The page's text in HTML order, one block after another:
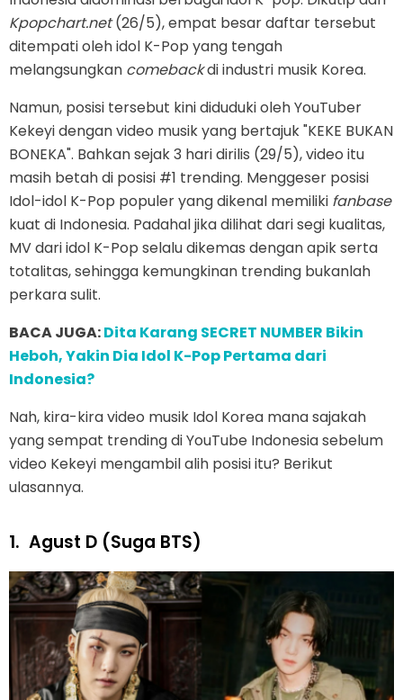
Kpopchart.net(26/5), empat besar daftar tersebut
ditempati oleh idol K-Pop yang tengah
melangsungkan comebackdi industri musik Korea.
Namun, posisi tersebut kini diduduki oleh YouTuber
Kekeyi dengan video musik yang bertajuk "KEKE BUKAN
BONEKA". Bahkan sejak 3 hari dirilis (29/5), video itu
masih betah di posisi #1 trending. Menggeser posisi
Idol-idol K-Pop populer yang dikenal memiliki fanbase
kuat di Indonesia. Padahal jika dilihat dari segi kualitas,
MV dari idol K-Pop selalu dikemas dengan apik serta
totalitas, sehingga kemungkinan trending bukanlah
perkara sulit.
BACA JUGA:Dita Karang SECRET NUMBER Bikin
Heboh, Yakin Dia Idol K-Pop Pertama dari
Indonesia?
Nah, kira-kira video musik Idol Korea mana sajakah
yang sempat trending di YouTube Indonesia sebelum
video Kekeyi mengambil alih posisi itu? Berikut
ulasannya.
1. Agust D (Suga BTS)